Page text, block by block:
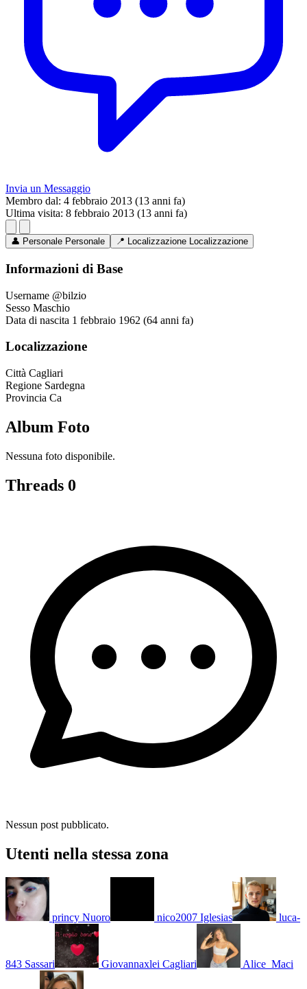
Invia un Messaggio
Membro dal: 4 febbraio 2013 (13 anni fa)
Ultima visita: 8 febbraio 2013 (13 anni fa)
👤 Personale Personale 📍 Localizzazione Localizzazione
Informazioni di Base
Username @bilzio
Sesso Maschio
Data di nascita 1 febbraio 1962 (64 anni fa)
Localizzazione
Città Cagliari
Regione Sardegna
Provincia Ca
Album Foto
Nessuna foto disponibile.
Threads 0
Nessun post pubblicato.
Utenti nella stessa zona
princy Nuoro nico2007 Iglesias luca-
843 Sassari Giovannaxlei Cagliari Alice_Maci